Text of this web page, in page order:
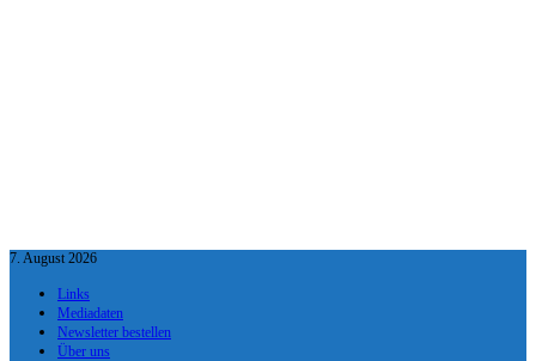
7. August 2026
Links
Mediadaten
Newsletter bestellen
Über uns